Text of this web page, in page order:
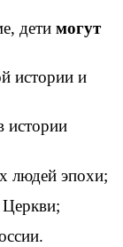
дети могут
истории и
истории
людей эпохи;